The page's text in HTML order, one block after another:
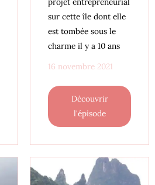
sur cette île dont elle
est tombée sous le
charme il y a 10 ans
16 novembre 2021
Découvrir
l'épisode